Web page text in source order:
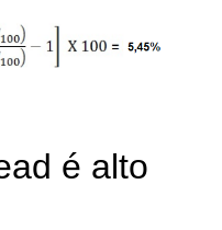
é alto